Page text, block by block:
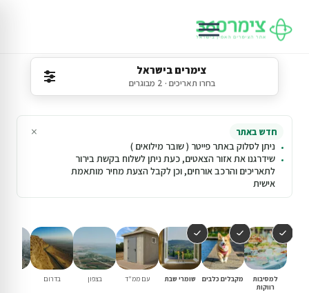
צימרים בישראל
בחרו תאריכים · 2 מבוגרים
חדש באתר
ניתן לסלוק באתר פייטר ( שובר מילואים )
שידרגנו את אזור הצאטים, כעת ניתן לשלוח בקשת בירור
לתאריכים והרכב אורחים, וכן לקבל הצעת מחיר מותאמת
אישית
×
למסיבות
רווקות
מקבלים כלבים שומרי שבת עם ממ"ד בצפון בדרום